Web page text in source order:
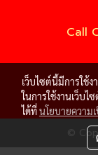
Call
©
เว็บไซต์นี้มีการใช้
ในการใช้งานเว็บ
ได้ที่นโยบายความ